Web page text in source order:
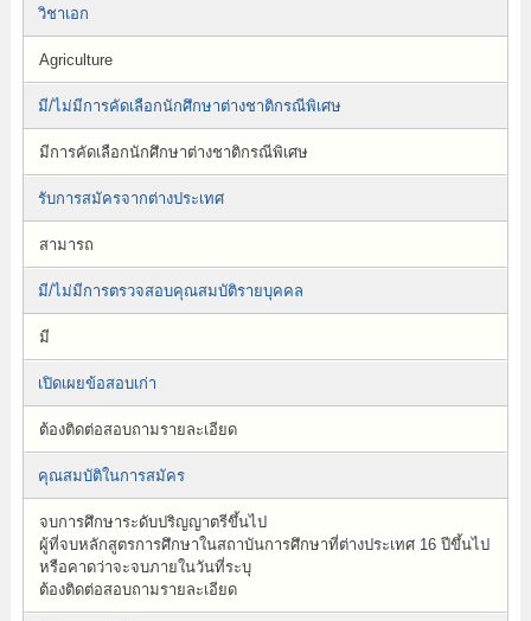
วิชาเอก
Agriculture
มี/ไม่มีการคัดเลือกนักศึกษาต่างชาติกรณีพิเศษ
มีการคัดเลือกนักศึกษาต่างชาติกรณีพิเศษ
รับการสมัครจากต่างประเทศ
สามารถ
มี/ไม่มีการตรวจสอบคุณสมบัติรายบุคคล
มี
เปิดเผยข้อสอบเก่า
ต้องติดต่อสอบถามรายละเอียด
คุณสมบัติในการสมัคร
จบการศึกษาระดับปริญญาตรีขึ้นไป
ผู้ที่จบหลักสูตรการศึกษาในสถาบันการศึกษาที่ต่างประเทศ 16 ปีขึ้นไป
หรือคาดว่าจะจบภายในวันที่ระบุ
ต้องติดต่อสอบถามรายละเอียด